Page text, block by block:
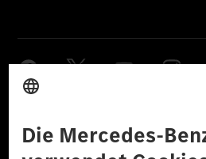
Datenschutz Lizenzhinweise Dritter